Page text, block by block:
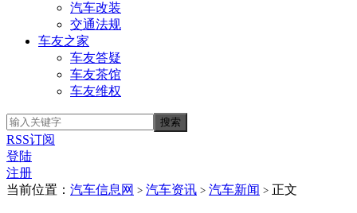
汽车改装
交通法规
车友之家
车友答疑
车友茶馆
车友维权
RSS订阅
登陆
注册
当前位置： 汽车信息网 > 汽车资讯 > 汽车新闻 > 正文